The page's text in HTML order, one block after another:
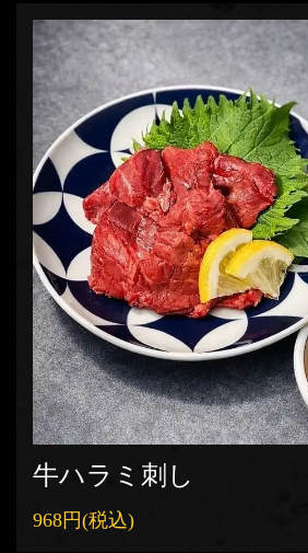
牛ハラミ刺し
968円(税込)
この店舗情報をシェ
料理 | 【個室居酒屋】極上肉と旨い海
山駅前店
https://tsukumookayamaekimae.owst.jp/foods